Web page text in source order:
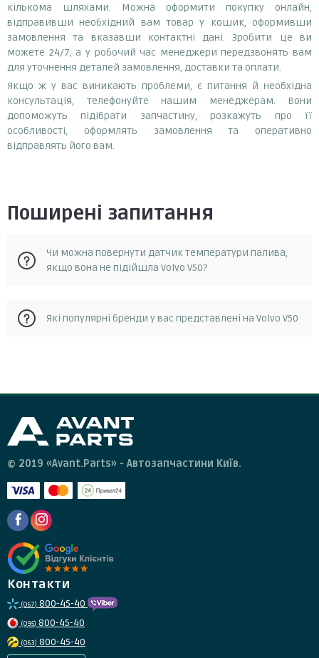
кількома шляхами. Можна оформити покупку онлайн,
відправивши необхідний вам товар у кошик, оформивши
замовлення та вказавши контактні дані. Зробити це ви
можете 24/7, а у робочий час менеджери передзвонять вам
для уточнення деталей замовлення, доставки та оплати.
Якщо ж у вас виникають проблеми, є питання й необхідна
консультація, телефонуйте нашим менеджерам. Вони
допоможуть підібрати запчастину, розкажуть про її
особливості, оформлять замовлення та оперативно
відправлять його вам.
Поширені запитання
Чи можна повернути датчик температури палива,
якщо вона не підійшла Volvo V50?
можна повернути протягом 14 днів з моменту отримання.
Які популярні бренди у вас представлені на Volvo V50
© 2019 «Avant.Parts» - Автозапчастини Київ.
Контакти
(067) 800-45-40
(095) 800-45-40
(063) 800-45-40